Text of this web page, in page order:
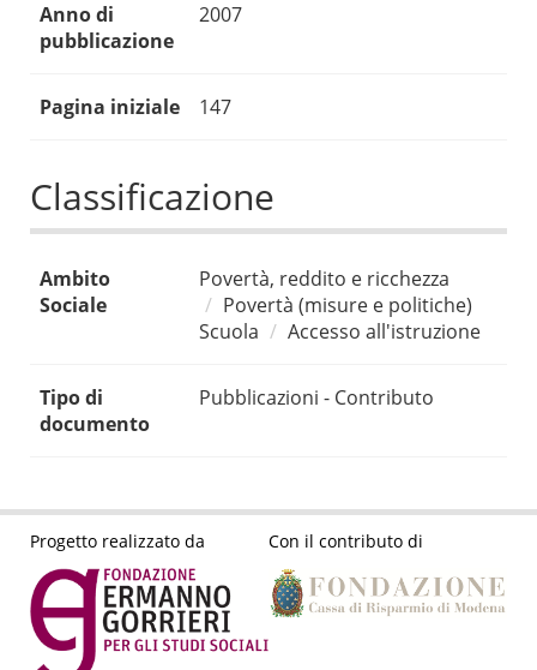
Anno di
pubblicazione
2007
Pagina iniziale 147
Classificazione
Ambito
Sociale
Povertà, reddito e ricchezza
Povertà (misure e politiche)
Scuola
Accesso all'istruzione
Tipo di
documento
Pubblicazioni - Contributo
Progetto realizzato da Con il contributo di